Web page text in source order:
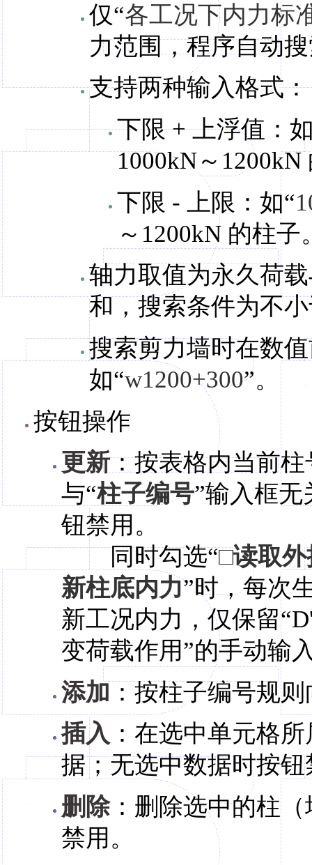
仅“各工况下内力标
力范围，程序自动
支持两种输入格式：
下限 + 上浮值：
1000kN～1200kN
下限 - 上限：如“
～1200kN 的柱子
轴力取值为永久荷
和，搜索条件为不
搜索剪力墙时在数
如“w1200+300”。
按钮操作
更新：按表格内当前
与“柱子编号”输入框
钮禁用。
同时勾选“□读取
新柱底内力”时，每次
新工况内力，仅保留
变荷载作用”的手动输
添加 ：按柱子编号规
插入 ：在选中单元格
据；无选中数据时按钮
删除：删除选中的柱
禁用。